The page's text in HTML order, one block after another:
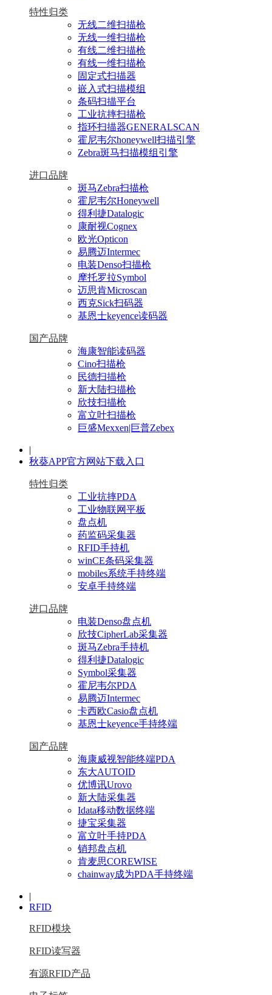
特性归类
无线二维扫描枪
无线一维扫描枪
有线二维扫描枪
有线一维扫描枪
固定式扫描器
嵌入式扫描模组
条码扫描平台
工业抗摔扫描枪
指环扫描器GENERALSCAN
霍尼韦尔honeywell扫描引擎
Zebra斑马扫描模组引擎
进口品牌
斑马Zebra扫描枪
霍尼韦尔Honeywell
得利捷Datalogic
康耐视Cognex
欧光Opticon
易腾迈Intermec
电装Denso扫描枪
摩托罗拉Symbol
迈思肯Microscan
西克Sick扫码器
基恩士keyence读码器
国产品牌
海康智能读码器
Cino扫描枪
民德扫描枪
新大陆扫描枪
欣技扫描枪
富立叶扫描枪
巨盛Mexxen|巨普Zebex
|
秋葵APP官方网站下载入口
特性归类
工业抗摔PDA
工业物联网平板
盘点机
药监码采集器
RFID手持机
winCE条码采集器
mobiles系统手持终端
安卓手持终端
进口品牌
电装Denso盘点机
欣技CipherLab采集器
斑马Zebra手持机
得利捷Datalogic
Symbol采集器
霍尼韦尔PDA
易腾迈Intermec
卡西欧Casio盘点机
基恩士keyence手持终端
国产品牌
海康威视智能终端PDA
东大AUTOID
优博讯Urovo
新大陆采集器
Idata移动数据终端
捷宝采集器
富立叶手持PDA
销邦盘点机
肯麦思COREWISE
chainway成为PDA手持终端
|
RFID
RFID模块
RFID读写器
有源RFID产品